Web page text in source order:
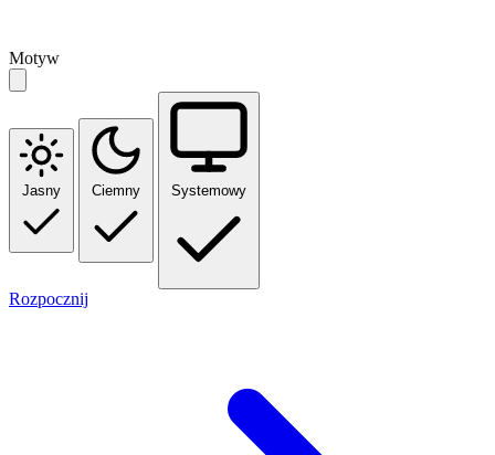
Motyw
Jasny Ciemny Systemowy
Rozpocznij